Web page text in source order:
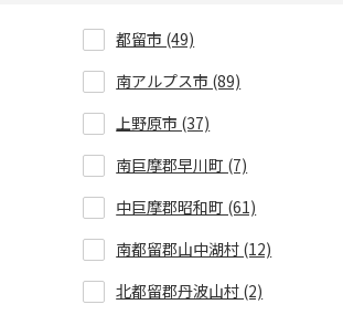
都留市 (49)
南アルプス市 (89)
上野原市 (37)
南巨摩郡早川町 (7)
中巨摩郡昭和町 (61)
南都留郡山中湖村 (12)
北都留郡丹波山村 (2)